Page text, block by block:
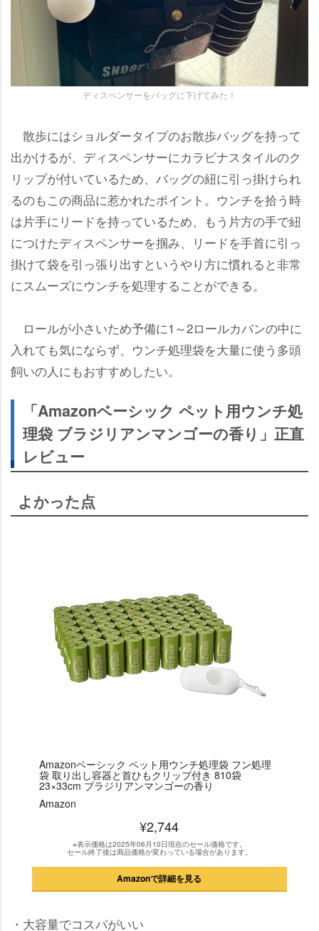
ディスペンサーをバッグに下げてみた！
散歩にはショルダータイプのお散歩バッグを持って
出かけるが、ディスペンサーにカラビナスタイルのク
リップが付いているため、バッグの紐に引っ掛けられ
るのもこの商品に惹かれたポイント。ウンチを拾う時
は片手にリードを持っているため、もう片方の手で紐
につけたディスペンサーを掴み、リードを手首に引っ
掛けて袋を引っ張り出すというやり方に慣れると非常
にスムーズにウンチを処理することができる。
ロールが小さいため予備に1～2ロールカバンの中に
入れても気にならず、ウンチ処理袋を大量に使う多頭
飼いの人にもおすすめしたい。
「Amazonベーシック ペット用ウンチ処
理袋 ブラジリアンマンゴーの香り」正直
レビュー
よかった点
Amazonベーシック ペット用ウンチ処理袋 フン処理
袋 取り出し容器と首ひもクリップ付き 810袋
23×33cm ブラジリアンマンゴーの香り
Amazon
¥2,744
※表示価格は2025年06月10日現在のセール価格です。
セール終了後は商品価格が変わっている場合があります。
Amazonで詳細を見る
・大容量でコスパがいい